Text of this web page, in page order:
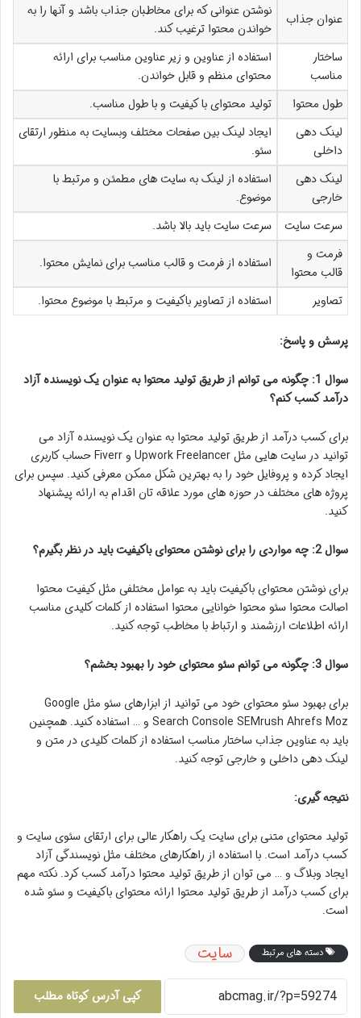
عنوان جذاب
نوشتن عنوانی که برای مخاطبان جذاب باشد و آنها را به
خواندن محتوا ترغیب کند.
ساختار
مناسب
استفاده از عناوین و زیر عناوین مناسب برای ارائه
محتوای منظم و قابل خواندن.
طول محتوا
تولید محتوای با کیفیت و با طول مناسب.
لینک دهی
داخلی
ایجاد لینک بین صفحات مختلف وبسایت به منظور ارتقای
سئو.
لینک دهی
خارجی
استفاده از لینک به سایت های مطمئن و مرتبط با
موضوع.
سرعت سایت
سرعت سایت باید بالا باشد.
فرمت و
قالب محتوا
استفاده از فرمت و قالب مناسب برای نمایش محتوا.
تصاویر استفاده از تصاویر باکیفیت و مرتبط با موضوع محتوا.
پرسش و پاسخ:
سوال 1: چگونه می توانم از طریق تولید محتوا به عنوان یک نویسنده آزاد
درآمد کسب کنم؟
برای کسب درآمد از طریق تولید محتوا به عنوان یک نویسنده آزاد می
توانید در سایت هایی مثل Upwork Freelancer و Fiverr حساب کاربری
ایجاد کرده و پروفایل خود را به بهترین شکل ممکن معرفی کنید. سپس برای
پروژه های مختلف در حوزه های مورد علاقه تان اقدام به ارائه پیشنهاد
کنید.
سوال 2: چه مواردی را برای نوشتن محتوای باکیفیت باید در نظر بگیرم؟
برای نوشتن محتوای باکیفیت باید به عوامل مختلفی مثل کیفیت محتوا
اصالت محتوا سئو محتوا خوانایی محتوا استفاده از کلمات کلیدی مناسب
ارائه اطلاعات ارزشمند و ارتباط با مخاطب توجه کنید.
سوال 3: چگونه می توانم سئو محتوای خود را بهبود بخشم؟
برای بهبود سئو محتوای خود می توانید از ابزارهای سئو مثل Google
Search Console SEMrush Ahrefs Moz و … استفاده کنید. همچنین
باید به عناوین جذاب ساختار مناسب استفاده از کلمات کلیدی در متن و
لینک دهی داخلی و خارجی توجه کنید.
نتیجه گیری:
تولید محتوای متنی برای سایت یک راهکار عالی برای ارتقای سئوی سایت و
کسب درآمد است. با استفاده از راهکارهای مختلف مثل نویسندگی آزاد
ایجاد وبلاگ و … می توان از طریق تولید محتوا درآمد کسب کرد. نکته مهم
برای کسب درآمد از طریق تولید محتوا ارائه محتوای باکیفیت و سئو شده
است.
دسته های مرتبط سایت
کپی آدرس کوتاه مطلب